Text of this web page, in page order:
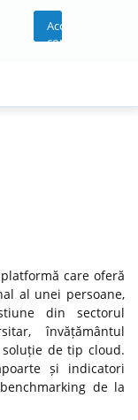
Acces
cont
care oferă
al unei persoane,
din sectorul
învățământul
de tip cloud.
și indicatori
de la